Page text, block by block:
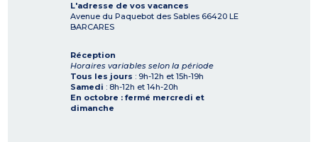
L'adresse de vos vacances
Avenue du Paquebot des Sables 66420 LE
BARCARES
Réception
Horaires variables selon la période
Tous les jours : 9h-12h et 15h-19h
Samedi : 8h-12h et 14h-20h
En octobre : fermé mercredi et
dimanche